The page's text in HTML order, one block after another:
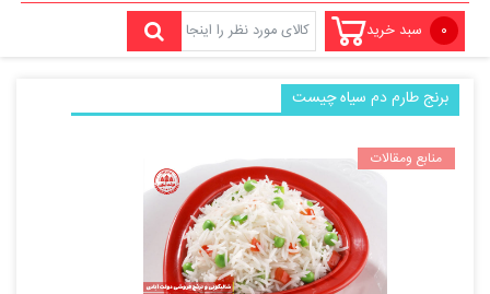
۰ سبد خرید
برنج طارم دم سیاه چیست
منابع ومقالات